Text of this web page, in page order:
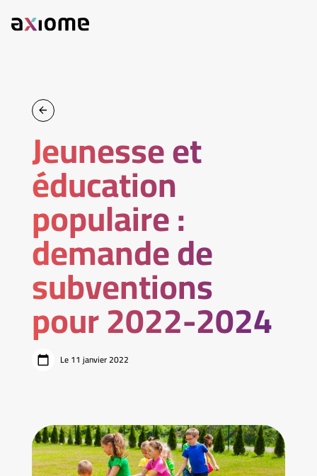
Jeunesse et
éducation
populaire :
demande de
subventions
pour 2022-2024
Le 11 janvier 2022